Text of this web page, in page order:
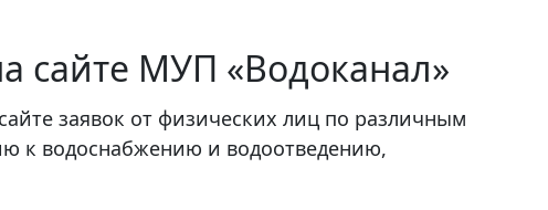
сайте МУП «Водоканал»
заявок от физических лиц по различным
к водоснабжению и водоотведению,